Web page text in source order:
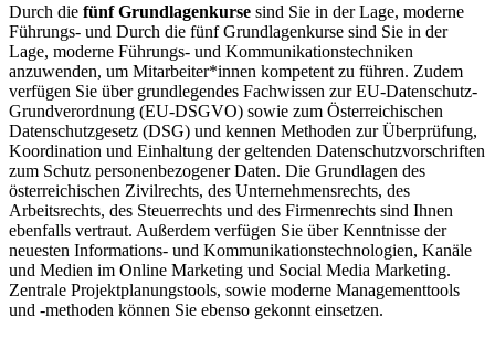
Durch die fünf Grundlagenkurse sind Sie in der Lage, moderne
Führungs- und Durch die fünf Grundlagenkurse sind Sie in der
Lage, moderne Führungs- und Kommunikationstechniken
anzuwenden, um Mitarbeiter*innen kompetent zu führen. Zudem
verfügen Sie über grundlegendes Fachwissen zur EU-Datenschutz-
Grundverordnung (EU-DSGVO) sowie zum Österreichischen
Datenschutzgesetz (DSG) und kennen Methoden zur Überprüfung,
Koordination und Einhaltung der geltenden Datenschutzvorschriften
zum Schutz personenbezogener Daten. Die Grundlagen des
österreichischen Zivilrechts, des Unternehmensrechts, des
Arbeitsrechts, des Steuerrechts und des Firmenrechts sind Ihnen
ebenfalls vertraut. Außerdem verfügen Sie über Kenntnisse der
neuesten Informations- und Kommunikationstechnologien, Kanäle
und Medien im Online Marketing und Social Media Marketing.
Zentrale Projektplanungstools, sowie moderne Managementtools
und -methoden können Sie ebenso gekonnt einsetzen.